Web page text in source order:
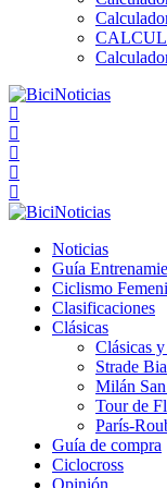
Noticias
Guía
Ciclismo
Clasificaciones
Clásicas
Clásicas
Strade
Milán
Tour de
París-
Guía de compra
Ciclocross
Opinión